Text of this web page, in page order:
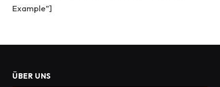
Example”]
ÜBER UNS